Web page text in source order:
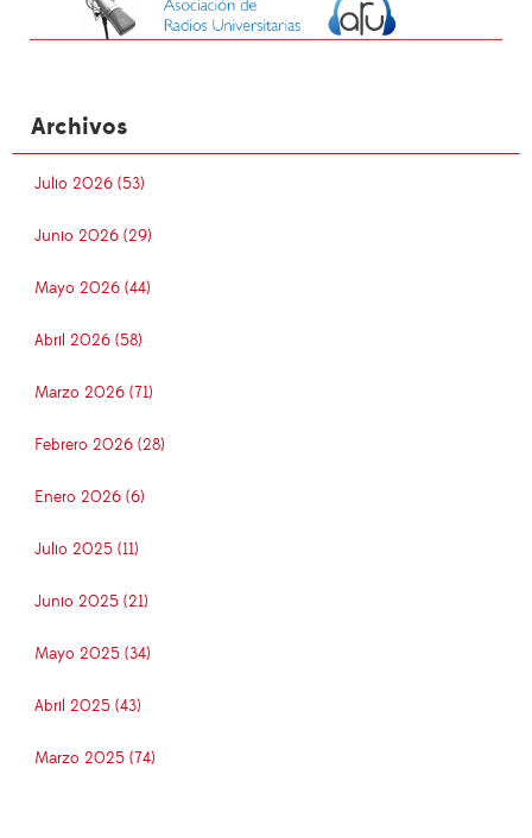
Archivos
Julio 2026 (53)
Junio 2026 (29)
Mayo 2026 (44)
Abril 2026 (58)
Marzo 2026 (71)
Febrero 2026 (28)
Enero 2026 (6)
Julio 2025 (11)
Junio 2025 (21)
Mayo 2025 (34)
Abril 2025 (43)
Marzo 2025 (74)